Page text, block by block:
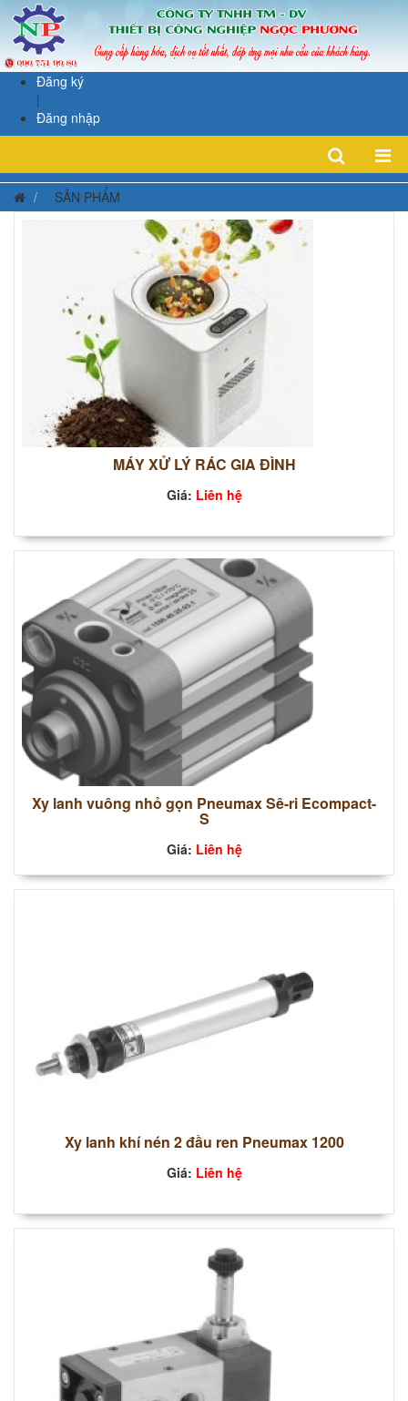
Đăng ký
|
Đăng nhập
SẢN PHẨM
MÁY XỬ LÝ RÁC GIA ĐÌNH
Giá: Liên hệ
Xy lanh vuông nhỏ gọn Pneumax Sê-ri Ecompact-
S
Giá: Liên hệ
Xy lanh khí nén 2 đầu ren Pneumax 1200
Giá: Liên hệ